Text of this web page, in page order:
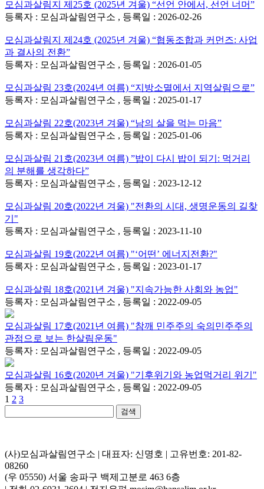
모심과살림지 제25호 (2025년 겨울) “선언 안에서, 선언 너머”
등록자 : 모심과살림연구소 , 등록일 : 2026-02-26
모심과살림지 제24호 (2025년 겨울) “협동조합과 커먼즈: 사업
과 결사의 전환”
등록자 : 모심과살림연구소 , 등록일 : 2026-01-05
모심과살림 23호(2024년 여름) “지방소멸에서 지역살림으로”
등록자 : 모심과살림연구소 , 등록일 : 2025-01-17
모심과살림 22호(2023년 겨울) “남의 살을 먹는 마음”
등록자 : 모심과살림연구소 , 등록일 : 2025-01-06
모심과살림 21호(2023년 여름) ”밥이 다시 밥이 되기: 먹거리
의 분해를 생각하다”
등록자 : 모심과살림연구소 , 등록일 : 2023-12-12
모심과살림 20호(2022년 겨울) "전환의 시대, 생명운동의 길찾
기"
등록자 : 모심과살림연구소 , 등록일 : 2023-11-10
모심과살림 19호(2022년 여름) "‘어떤’ 에너지전환?"
등록자 : 모심과살림연구소 , 등록일 : 2023-01-17
모심과살림 18호(2021년 겨울) "지속가능한 사회와 농업"
등록자 : 모심과살림연구소 , 등록일 : 2022-09-05
모심과살림 17호(2021년 여름) "참깨 민주주의 숙의민주주의
관점으로 보는 한살림운동"
등록자 : 모심과살림연구소 , 등록일 : 2022-09-05
모심과살림 16호(2020년 겨울) "기후위기와 농업먹거리 위기"
등록자 : 모심과살림연구소 , 등록일 : 2022-09-05
1 2 3
검색
(사)모심과살림연구소 | 대표자: 신명호 | 고유번호: 201-82-
08260
(우 05550) 서울 송파구 백제고분로 463 6층